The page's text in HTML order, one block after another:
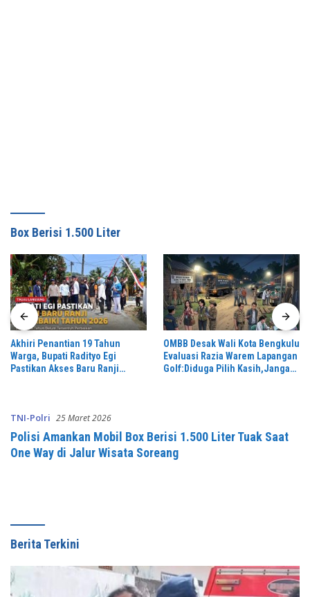
Box Berisi 1.500 Liter
Akhiri Penantian 19 Tahun
Warga, Bupati Radityo Egi
Pastikan Akses Baru Ranji
OMBB Desak Wali Kota Bengkulu
Evaluasi Razia Warem Lapangan
Golf:Diduga Pilih Kasih,Jangan
TNI-Polri 25 Maret 2026
Polisi Amankan Mobil Box Berisi 1.500 Liter Tuak Saat
One Way di Jalur Wisata Soreang
Berita Terkini